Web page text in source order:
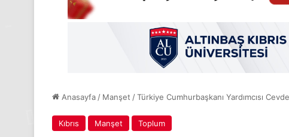
Anasayfa/ Manşet /Türkiye Cumhurbaşkanı Yardımcısı
Kıbrıs Manşet Toplum